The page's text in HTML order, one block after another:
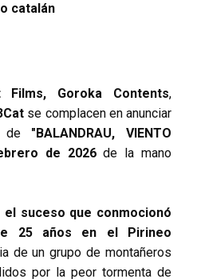
catalán
Films, Goroka Contents,
se complacen en anunciar
de "BALANDRAU, VIENTO
de 2026de la mano
el suceso que conmocionó
25 años en el Pirineo
de un grupo de montañeros
por la peor tormenta de